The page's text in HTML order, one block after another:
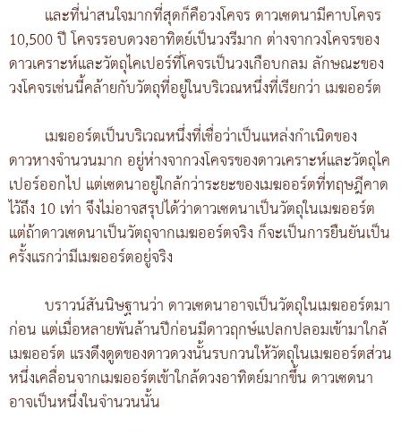
และที่น่าสนใจมากที่สุดก็คือวงโคจร ดาวเซดนามีคาบโคจร
10,500 ปี โคจรรอบดวงอาทิตย์เป็นวงรีมาก ต่างจากวงโคจรของ
ดาวเคราะห์และวัตถุไคเปอร์ที่โคจรเป็นวงเกือบกลม ลักษณะของ
วงโคจรเช่นนี้คล้ายกับวัตถุที่อยู่ในบริเวณหนึ่งที่เรียกว่า เมฆออร์ต
เมฆออร์ตเป็นบริเวณหนึ่งที่เชื่อว่าเป็นแหล่งกำเนิดของ
ดาวหางจำนวนมาก อยู่ห่างจากวงโคจรของดาวเคราะห์และวัตถุไค
เปอร์ออกไป แต่เซดนาอยู่ใกล้กว่าระยะของเมฆออร์ตที่ทฤษฎีคาด
ไว้ถึง 10 เท่า จึงไม่อาจสรุปได้ว่าดาวเซดนาเป็นวัตถุในเมฆออร์ต
แต่ถ้าดาวเซดนาเป็นวัตถุจากเมฆออร์ตจริง ก็จะเป็นการยืนยันเป็น
ครั้งแรกว่ามีเมฆออร์ตอยู่จริง
บราวน์สันนิษฐานว่า ดาวเซดนาอาจเป็นวัตถุในเมฆออร์ตมา
ก่อน แต่เมื่อหลายพันล้านปีก่อนมีดาวฤกษ์แปลกปลอมเข้ามาใกล้
เมฆออร์ต แรงดึงดูดของดาวดวงนั้นรบกวนให้วัตถุในเมฆออร์ตส่วน
หนึ่งเคลื่อนจากเมฆออร์ตเข้าใกล้ดวงอาทิตย์มากขึ้น ดาวเซดนา
อาจเป็นหนึ่งในจำนวนนั้น